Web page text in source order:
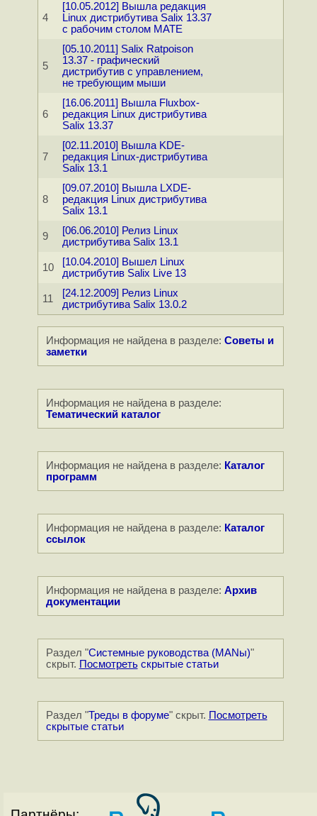
4
[10.05.2012] Вышла редакция
Linux дистрибутива Salix 13.37
с рабочим столом MATE
5
[05.10.2011] Salix Ratpoison
13.37 - графический
дистрибутив с управлением,
не требующим мыши
6
[16.06.2011] Вышла Fluxbox-
редакция Linux дистрибутива
Salix 13.37
7
[02.11.2010] Вышла KDE-
редакция Linux-дистрибутива
Salix 13.1
8
[09.07.2010] Вышла LXDE-
редакция Linux дистрибутива
Salix 13.1
9
[06.06.2010] Релиз Linux
дистрибутива Salix 13.1
10
[10.04.2010] Вышел Linux
дистрибутив Salix Live 13
11
[24.12.2009] Релиз Linux
дистрибутива Salix 13.0.2
Информация не найдена в разделе: Советы и
заметки
Информация не найдена в разделе:
Тематический каталог
Информация не найдена в разделе: Каталог
программ
Информация не найдена в разделе: Каталог
ссылок
Информация не найдена в разделе: Архив
документации
Раздел "Системные руководства (MANы)"
скрыт. Посмотретьскрытые статьи
Раздел "Треды в форуме" скрыт. Посмотреть
скрытые статьи